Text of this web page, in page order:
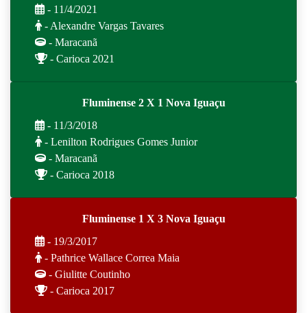
- 11/4/2021
- Alexandre Vargas Tavares
- Maracanã
- Carioca 2021
Fluminense 2 X 1 Nova Iguaçu
- 11/3/2018
- Lenilton Rodrigues Gomes Junior
- Maracanã
- Carioca 2018
Fluminense 1 X 3 Nova Iguaçu
- 19/3/2017
- Pathrice Wallace Correa Maia
- Giulitte Coutinho
- Carioca 2017